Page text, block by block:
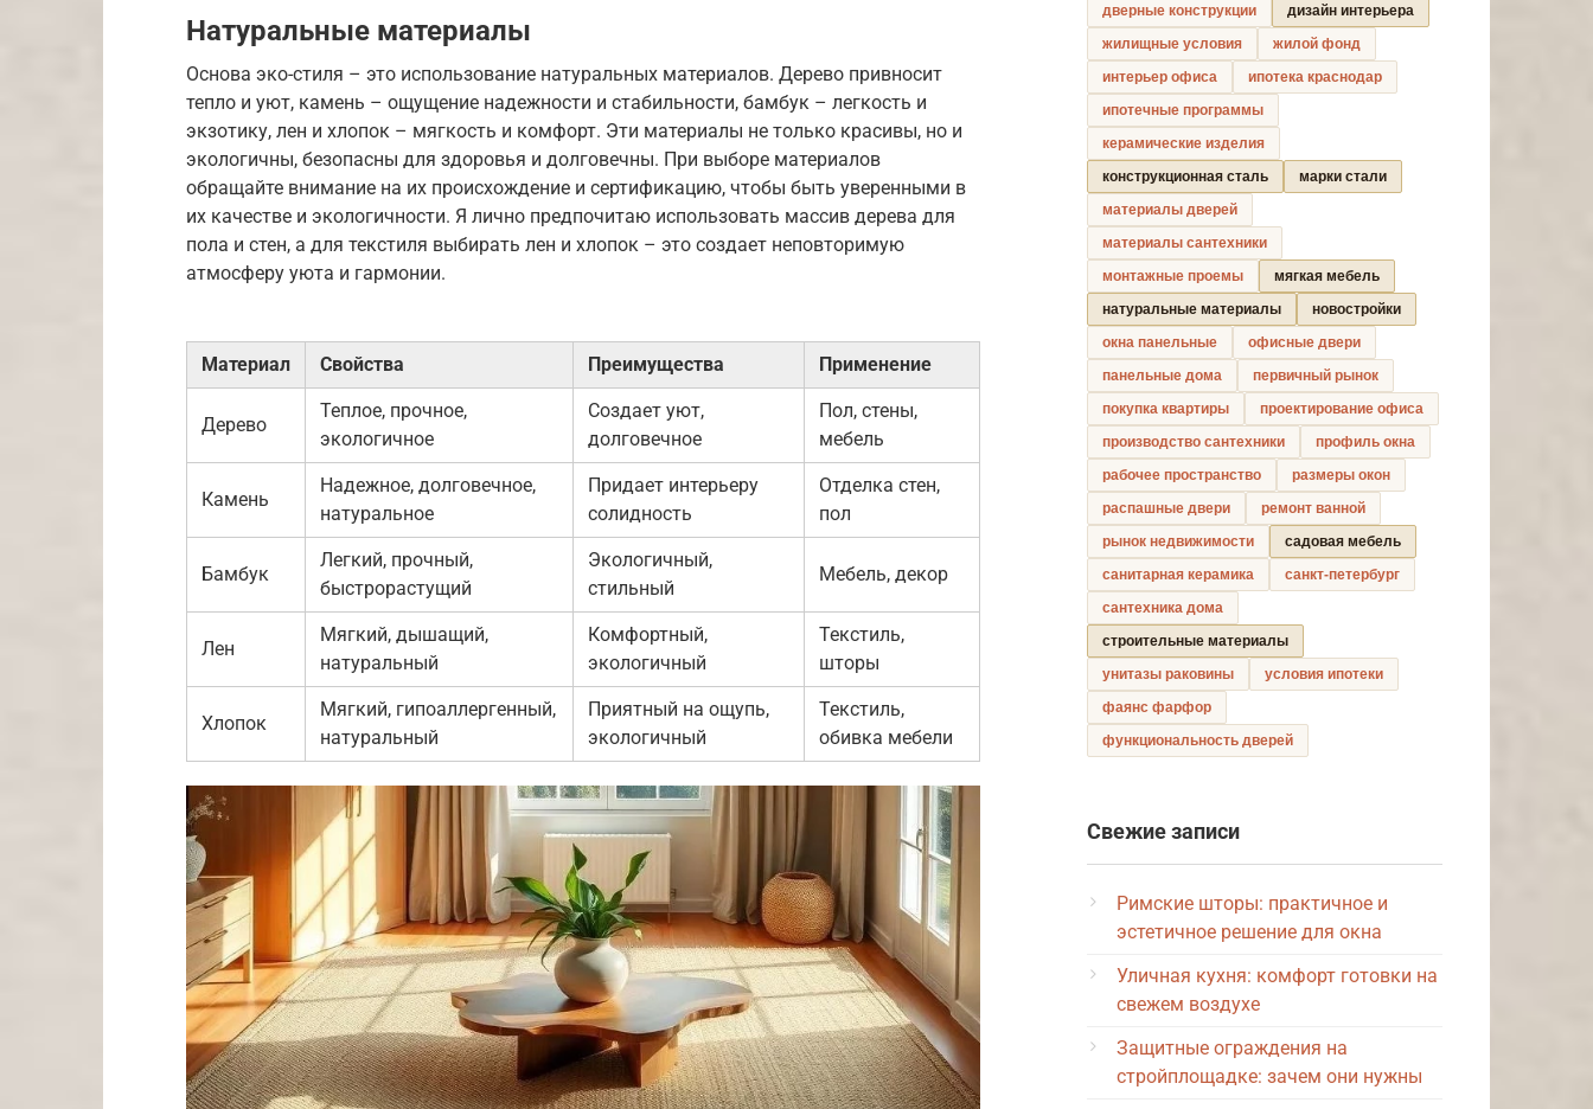
Натуральные материалы
Основа эко-стиля – это использование натуральных материалов. Дерево привносит
тепло и уют, камень – ощущение надежности и стабильности, бамбук – легкость и
экзотику, лен и хлопок – мягкость и комфорт. Эти материалы не только красивы, но и
экологичны, безопасны для здоровья и долговечны. При выборе материалов
обращайте внимание на их происхождение и сертификацию, чтобы быть уверенными в
их качестве и экологичности. Я лично предпочитаю использовать массив дерева для
пола и стен, а для текстиля выбирать лен и хлопок – это создает неповторимую
атмосферу уюта и гармонии.
Материал Свойства Преимущества Применение
Дерево
Теплое, прочное,
экологичное
Создает уют,
долговечное
Пол, стены,
мебель
Камень
Надежное, долговечное,
натуральное
Придает интерьеру
солидность
Отделка стен,
пол
Бамбук
Легкий, прочный,
быстрорастущий
Экологичный,
стильный
Мебель, декор
Лен
Мягкий, дышащий,
натуральный
Комфортный,
экологичный
Текстиль,
шторы
Хлопок
Мягкий, гипоаллергенный,
натуральный
Приятный на ощупь,
экологичный
Текстиль,
обивка мебели
дверные конструкции
дизайн интерьера
жилищные условия
жилой фонд
интерьер офиса
ипотека краснодар
ипотечные программы
керамические изделия
конструкционная сталь
марки стали
материалы дверей
материалы сантехники
монтажные проемы
мягкая мебель
натуральные материалы
новостройки
окна панельные
офисные двери
панельные дома
первичный рынок
покупка квартиры
проектирование офиса
производство сантехники
профиль окна
рабочее пространство
размеры окон
распашные двери
ремонт ванной
рынок недвижимости
садовая мебель
санитарная керамика
санкт-петербург
сантехника дома
строительные материалы
унитазы раковины
условия ипотеки
фаянс фарфор
функциональность дверей
Свежие записи
Римские шторы: практичное и
эстетичное решение для окна
Уличная кухня: комфорт готовки на
свежем воздухе
Защитные ограждения на
стройплощадке: зачем они нужны